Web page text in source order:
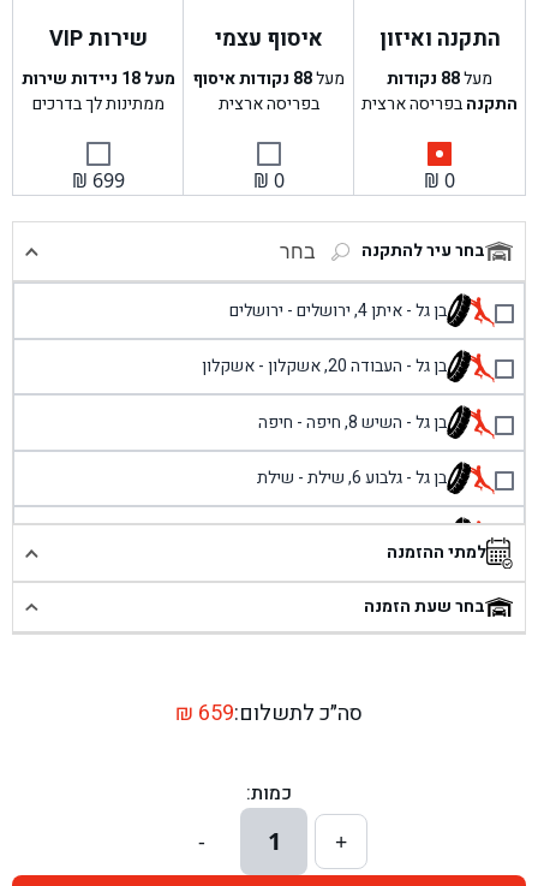
התקנה ואיזון
מעל88 נקודות
התקנהבפריסה ארצית
₪ 0
איסוף עצמי
מעל88 נקודות איסוף
בפריסה ארצית
₪ 0
שירות VIP
מעל 18 ניידות שירות
ממתינות לך בדרכים
₪ 699
בחר עיר להתקנה בחר
בן גל - איתן 4, ירושלים - ירושלים
בן גל - העבודה 20, אשקלון - אשקלון
בן גל - השיש 8, חיפה - חיפה
בן גל - גלבוע 6, שילת - שילת
בן גל - פוריידיס, כניסה צפונית מול כביש 4 - פרדיס
בן גל - שכונת אזור תעשייה זעירה, עיילבון - עיילבון
בן גל - דרך השבעה 20, אזור - אזור
בן גל - הרצל 6, גדרה - גדרה
בן גל - שדרות דוד בן גוריון 8, באר שבע - באר שבע
למתי ההזמנה
בחר שעת הזמנה
סה״כ לתשלום: ₪ 659
כמות:
+
1
-